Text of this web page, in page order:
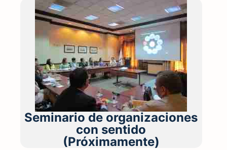
Seminario de organizaciones
con sentido
(Próximamente)